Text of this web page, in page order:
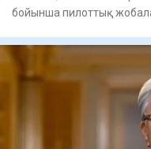
бойынша пилоттық